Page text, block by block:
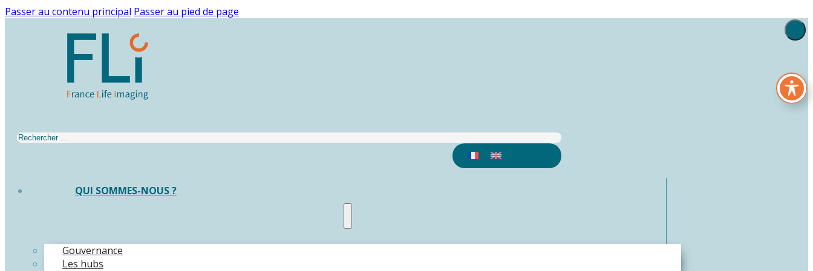
Passer au contenu principal Passer au pied de page
Rechercher
QUI SOMMES-NOUS ?
Gouvernance
Les hubs